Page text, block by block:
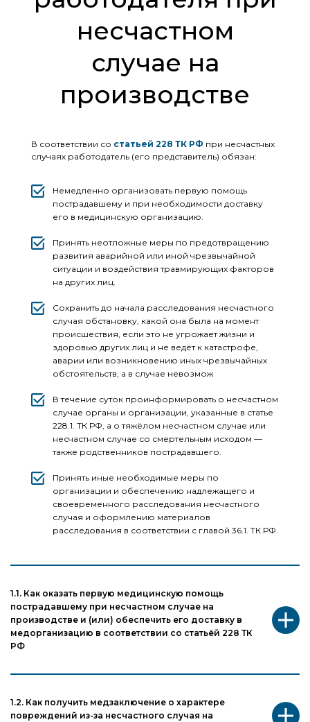
несчастном
случае на
производстве
В соответствии со статьей 228 ТК РФ при несчастных
случаях работодатель (его представитель) обязан:
Немедленно организовать первую помощь
пострадавшему и при необходимости доставку
его в медицинскую организацию.
Принять неотложные меры по предотвращению
развития аварийной или иной чрезвычайной
ситуации и воздействия травмирующих факторов
на других лиц.
Сохранить до начала расследования несчастного
случая обстановку, какой она была на момент
происшествия, если это не угрожает жизни и
здоровью других лиц и не ведёт к катастрофе,
аварии или возникновению иных чрезвычайных
обстоятельств, а в случае невозмож
В течение суток проинформировать о несчастном
случае органы и организации, указанные в статье
228.1. ТК РФ, а о тяжёлом несчастном случае или
несчастном случае со смертельным исходом —
также родственников пострадавшего.
Принять иные необходимые меры по
организации и обеспечению надлежащего и
своевременного расследования несчастного
случая и оформлению материалов
расследования в соответствии с главой 36.1. ТК РФ.
1.1. Как оказать первую медицинскую помощь
пострадавшему при несчастном случае на
производстве и (или) обеспечить его доставку в
медорганизацию в cоответствии со cтатьёй 228 ТК
РФ
1.2. Как получить медзаключение о характере
повреждений из-за несчастного случая на